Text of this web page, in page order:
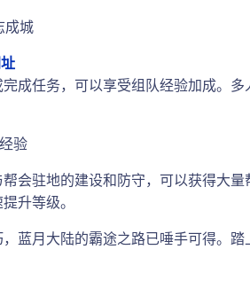
成城
成任务，可以享受组队经验加成。
验
会驻地的建设和防守，可以获得大
升等级。
蓝月大陆的霸途之路已唾手可得。